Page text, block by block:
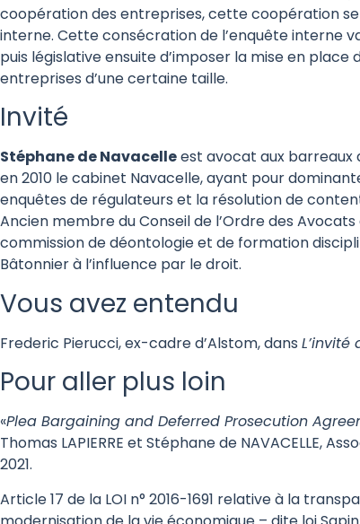
coopération des entreprises, cette coopération
interne. Cette consécration de l’enquête interne
puis législative ensuite d’imposer la mise en
entreprises d’une certaine taille.
Invité
Stéphane de Navacelleest avocat aux barreaux
en 2010 le cabinet Navacelle, ayant pour
enquêtes de régulateurs et la résolution de
Ancien membre du Conseil de l’Ordre des
commission de déontologie et de formation
Bâtonnier à l’influence par le droit.
Vous avez entendu
Frederic Pierucci, ex-cadre d’Alstom, dans L’invité
Pour aller plus loin
«Plea Bargaining and Deferred Prosecution
Thomas LAPIERRE et Stéphane de NAVACELLE,
2021.
Article 17 de la LOI n° 2016-1691 relative à la